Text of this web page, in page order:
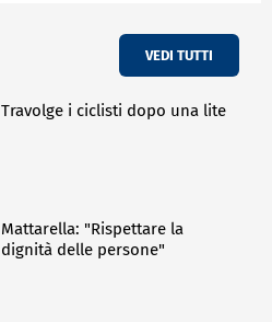
VEDI TUTTI
Travolge i ciclisti dopo una lite
Mattarella: "Rispettare la
dignità delle persone"